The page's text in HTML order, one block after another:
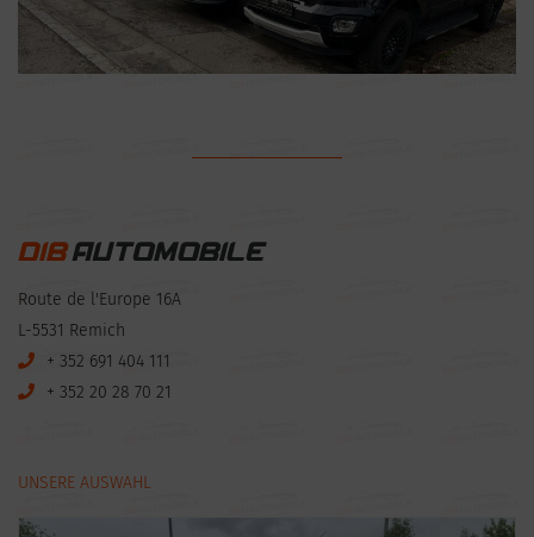
Route de l'Europe 16A
L-5531 Remich
+ 352 691 404 111
+ 352 20 28 70 21
UNSERE AUSWAHL